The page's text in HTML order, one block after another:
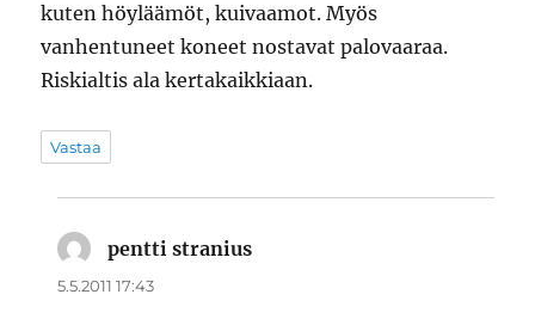
kuten höyläämöt, kuivaamot. Myös
vanhentuneet koneet nostavat palovaaraa.
Riskialtis ala kertakaikkiaan.
Vastaa
pentti stranius
5.5.2011 17:43